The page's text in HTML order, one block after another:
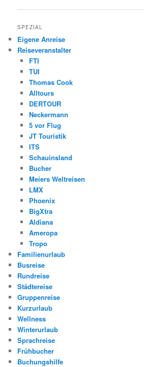
SPEZIAL
Eigene Anreise
Reiseveranstalter
FTI
TUI
Thomas Cook
Alltours
DERTOUR
Neckermann
5 vor Flug
JT Touristik
ITS
Schauinsland
Bucher
Meiers Weltreisen
LMX
Phoenix
BigXtra
Aldiana
Ameropa
Tropo
Familienurlaub
Busreise
Rundreise
Städtereise
Gruppenreise
Kurzurlaub
Wellness
Winterurlaub
Sprachreise
Frühbucher
Buchungshilfe